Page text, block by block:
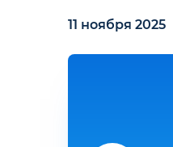
11 ноября 2025